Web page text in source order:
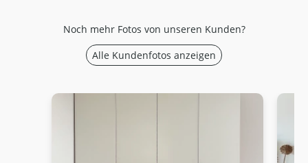
Noch mehr Fotos von unseren Kunden?
Alle Kundenfotos anzeigen